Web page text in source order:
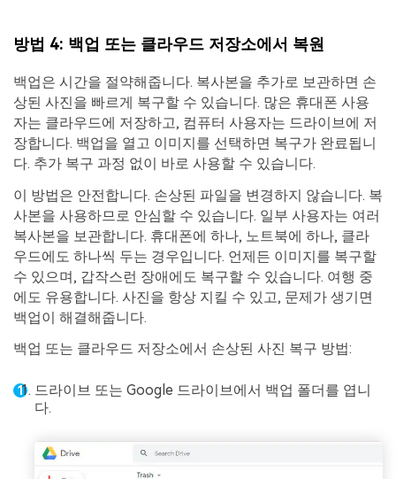
방법 4: 백업 또는 클라우드 저장소에서 복원
백업은 시간을 절약해줍니다. 복사본을 추가로 보관하면 손
상된 사진을 빠르게 복구할 수 있습니다. 많은 휴대폰 사용
자는 클라우드에 저장하고, 컴퓨터 사용자는 드라이브에 저
장합니다. 백업을 열고 이미지를 선택하면 복구가 완료됩니
다. 추가 복구 과정 없이 바로 사용할 수 있습니다.
이 방법은 안전합니다. 손상된 파일을 변경하지 않습니다. 복
사본을 사용하므로 안심할 수 있습니다. 일부 사용자는 여러
복사본을 보관합니다. 휴대폰에 하나, 노트북에 하나, 클라
우드에도 하나씩 두는 경우입니다. 언제든 이미지를 복구할
수 있으며, 갑작스런 장애에도 복구할 수 있습니다. 여행 중
에도 유용합니다. 사진을 항상 지킬 수 있고, 문제가 생기면
백업이 해결해줍니다.
백업 또는 클라우드 저장소에서 손상된 사진 복구 방법:
드라이브 또는 Google 드라이브에서 백업 폴더를 엽니
다.